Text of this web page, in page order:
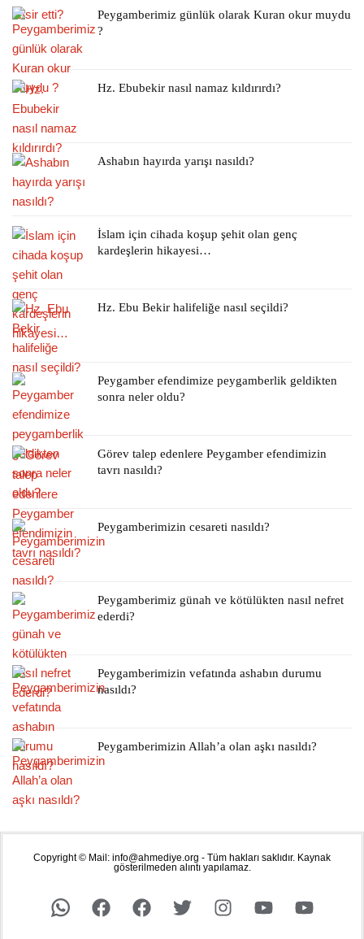
Peygamberimiz günlük olarak Kuran okur muydu
?
Hz. Ebubekir nasıl namaz kıldırırdı?
Ashabın hayırda yarışı nasıldı?
İslam için cihada koşup şehit olan genç
kardeşlerin hikayesi…
Hz. Ebu Bekir halifeliğe nasıl seçildi?
Peygamber efendimize peygamberlik geldikten
sonra neler oldu?
Görev talep edenlere Peygamber efendimizin
tavrı nasıldı?
Peygamberimizin cesareti nasıldı?
Peygamberimiz günah ve kötülükten nasıl nefret
ederdi?
Peygamberimizin vefatında ashabın durumu
nasıldı?
Peygamberimizin Allah’a olan aşkı nasıldı?
Copyright © Mail: info@ahmediye.org - Tüm hakları saklıdır. Kaynak
gösterilmeden alıntı yapılamaz.